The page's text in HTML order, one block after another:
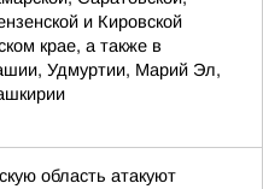
и Кировской
крае, а также в
Удмуртии, Марий Эл,
область атакуют